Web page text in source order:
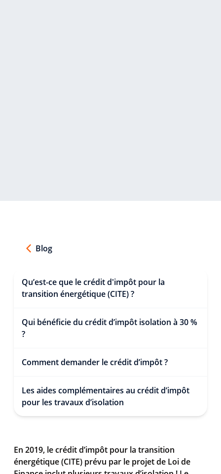
Blog
Qu’est-ce que le crédit d'impôt pour la
transition énergétique (CITE) ?
Qui bénéficie du crédit d’impôt isolation à 30 %
?
Comment demander le crédit d’impôt ?
Les aides complémentaires au crédit d’impôt
pour les travaux d’isolation
En 2019, le crédit d’impôt pour la transition
énergétique (CITE) prévu par le projet de Loi de